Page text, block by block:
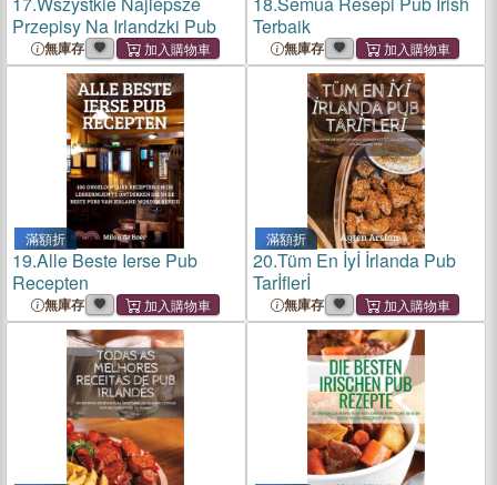
Przepisy Na Irlandzki Pub
無庫存
Terbaik
無庫存
滿額折
19.Alle Beste Ierse Pub
Recepten
無庫存
滿額折
20.Tüm En İyİ İrlanda Pub
Tarİflerİ
無庫存